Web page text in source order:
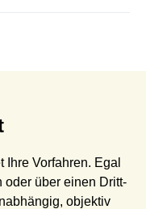
Vorfahren. Egal
oder über einen Dritt-
objektiv